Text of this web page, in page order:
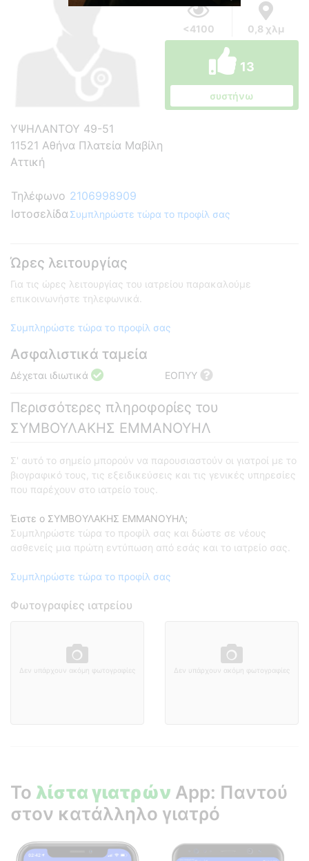
<4100 0,8 χλμ
13
συστήνω
ΥΨΗΛΑΝΤΟΥ 49-51
11521 Αθήνα Πλατεία Μαβίλη
Αττική
Τηλέφωνο 2106998909
Ιστοσελίδα Συμπληρώστε τώρα το προφίλ σας
Ώρες λειτουργίας
Για τις ώρες λειτουργίας του ιατρείου παρακαλούμε
επικοινωνήστε τηλεφωνικά.
Συμπληρώστε τώρα το προφίλ σας
Ασφαλιστικά ταμεία
Δέχεται ιδιωτικά ΕΟΠΥΥ
Περισσότερες πληροφορίες του
ΣΥΜΒΟΥΛΑΚΗΣ ΕΜΜΑΝΟΥΗΛ
Σ' αυτό το σημείο μπορούν να παρουσιαστούν οι γιατροί με το
βιογραφικό τους, τις εξειδικεύσεις και τις γενικές υπηρεσίες
που παρέχουν στο ιατρείο τους.
Έιστε ο ΣΥΜΒΟΥΛΑΚΗΣ ΕΜΜΑΝΟΥΗΛ;
Συμπληρώστε τώρα το προφίλ σας και δώστε σε νέους
ασθενείς μια πρώτη εντύπωση από εσάς και το ιατρείο σας.
Συμπληρώστε τώρα το προφίλ σας
Φωτογραφίες ιατρείου
Δεν υπάρχουν ακόμη φωτογραφίες Δεν υπάρχουν ακόμη φωτογραφίες
Το λίστα γιατρών App: Παντού
στον κατάλληλο γιατρό